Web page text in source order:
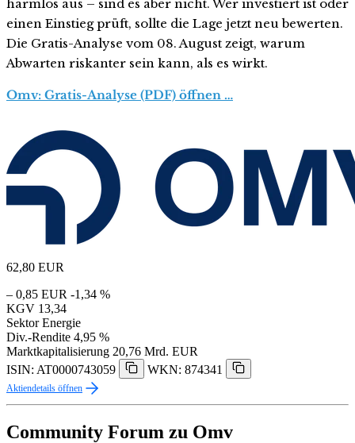
harmlos aus – sind es aber nicht. Wer investiert ist oder
einen Einstieg prüft, sollte die Lage jetzt neu bewerten.
Die Gratis-Analyse vom 08. August zeigt, warum
Abwarten riskanter sein kann, als es wirkt.
Omv: Gratis-Analyse (PDF) öffnen …
62,80 EUR
– 0,85 EUR -1,34 %
KGV 13,34
Sektor Energie
Div.-Rendite 4,95 %
Marktkapitalisierung 20,76 Mrd. EUR
ISIN: AT0000743059
WKN: 874341
Aktiendetails öffnen
Community Forum zu Omv